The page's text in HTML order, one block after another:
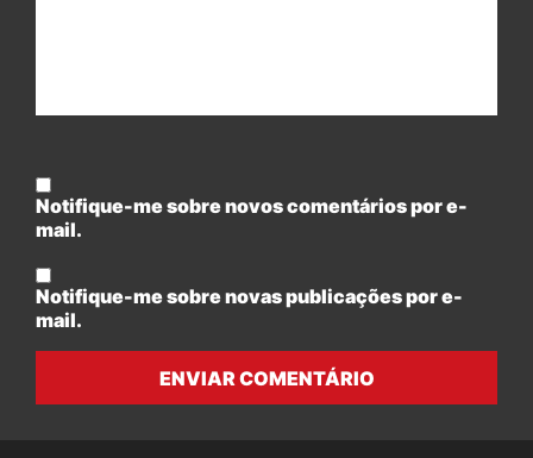
Notifique-me sobre novos comentários por e-
mail.
Notifique-me sobre novas publicações por e-
mail.
ENVIAR COMENTÁRIO